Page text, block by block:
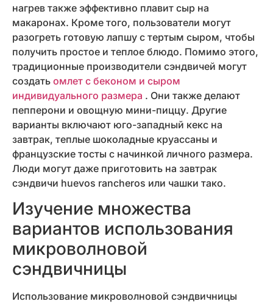
нагрев также эффективно плавит сыр на
макаронах. Кроме того, пользователи могут
разогреть готовую лапшу с тертым сыром, чтобы
получить простое и теплое блюдо. Помимо этого,
традиционные производители сэндвичей могут
создать омлет с беконом и сыром
индивидуального размера . Они также делают
пепперони и овощную мини-пиццу. Другие
варианты включают юго-западный кекс на
завтрак, теплые шоколадные круассаны и
французские тосты с начинкой личного размера.
Люди могут даже приготовить на завтрак
сэндвичи huevos rancheros или чашки тако.
Изучение множества
вариантов использования
микроволновой
сэндвичницы
Использование микроволновой сэндвичницы